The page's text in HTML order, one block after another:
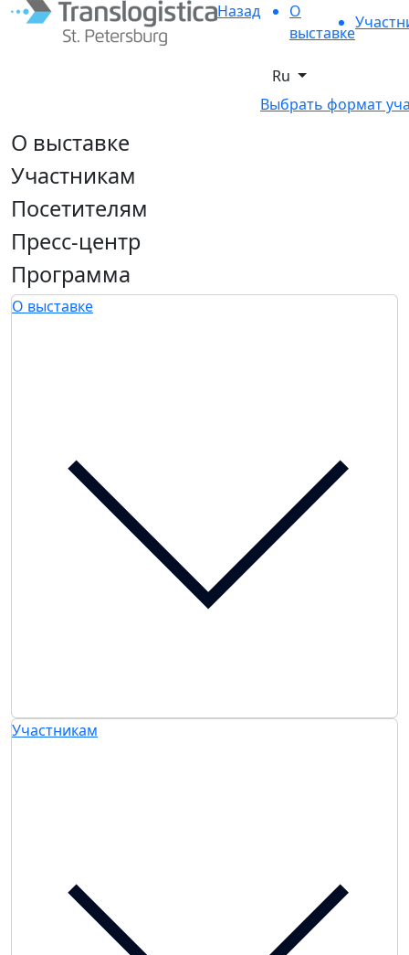
Назад
О
выставке
Ru
Выбрать формат
О выставке
Участникам
Посетителям
Пресс-центр
Программа
О выставке
Участникам